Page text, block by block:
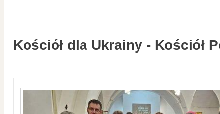
Kościół dla Ukrainy - Kościół